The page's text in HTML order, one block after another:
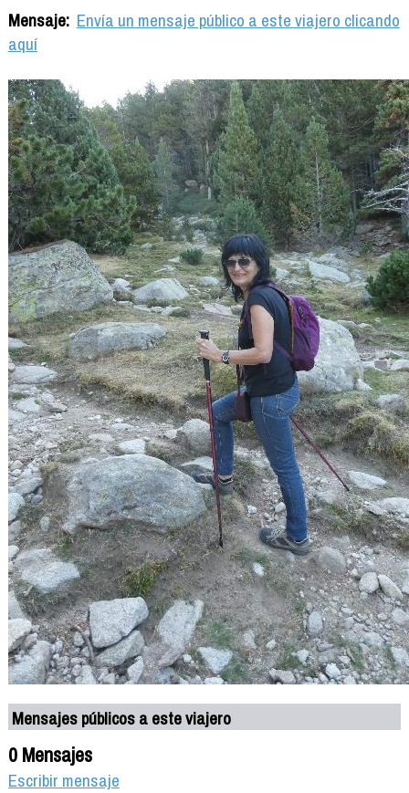
Mensaje: Envía un mensaje público a este viajero clicando
aquí
Mensajes públicos a este viajero
0 Mensajes
Escribir mensaje